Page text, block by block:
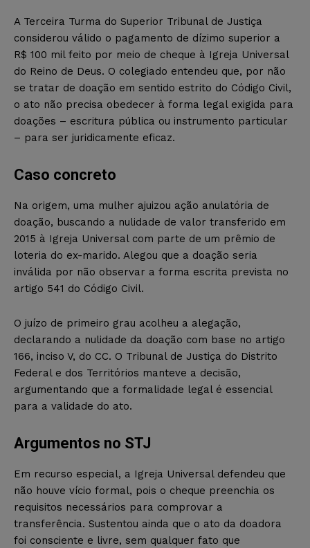
A Terceira Turma do Superior Tribunal de Justiça
considerou válido o pagamento de dízimo superior a
R$ 100 mil feito por meio de cheque à Igreja Universal
do Reino de Deus. O colegiado entendeu que, por não
se tratar de doação em sentido estrito do Código Civil,
o ato não precisa obedecer à forma legal exigida para
doações – escritura pública ou instrumento particular
– para ser juridicamente eficaz.
Caso concreto
Na origem, uma mulher ajuizou ação anulatória de
doação, buscando a nulidade de valor transferido em
2015 à Igreja Universal com parte de um prêmio de
loteria do ex-marido. Alegou que a doação seria
inválida por não observar a forma escrita prevista no
artigo 541 do Código Civil.
O juízo de primeiro grau acolheu a alegação,
declarando a nulidade da doação com base no artigo
166, inciso V, do CC. O Tribunal de Justiça do Distrito
Federal e dos Territórios manteve a decisão,
argumentando que a formalidade legal é essencial
para a validade do ato.
Argumentos no STJ
Em recurso especial, a Igreja Universal defendeu que
não houve vício formal, pois o cheque preenchia os
requisitos necessários para comprovar a
transferência. Sustentou ainda que o ato da doadora
foi consciente e livre, sem qualquer fato que